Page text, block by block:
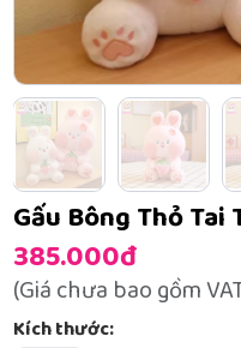
Gấu Bông Thỏ Tai
385.000đ
(Giá chưa bao gồm
Kích thước: